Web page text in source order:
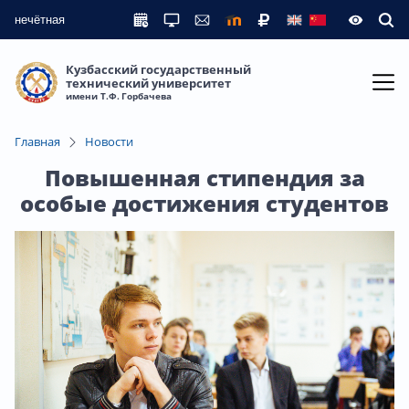
нечётная
Кузбасский государственный
технический университет
имени Т.Ф. Горбачева
Главная Новости
Повышенная стипендия за
особые достижения студентов